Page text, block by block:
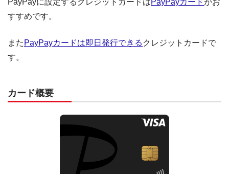
PayPayに設定するクレジットカードはPayPayカード がお
すすめです。
また PayPayカードは即日発行できる クレジットカードで
す。
カード概要